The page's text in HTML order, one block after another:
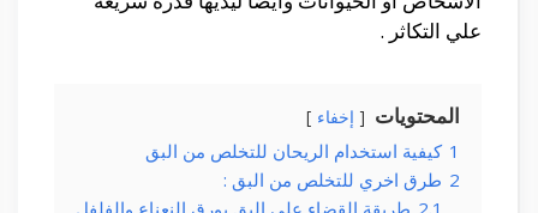
علي التكاثر .
المحتويات إخفاء
1 كيفية استخدام الريحان للتخلص من البق
2 طرق اخري للتخلص من البق :
2.1 طريقة القضاء علي البق بورق النعناع والفلفل